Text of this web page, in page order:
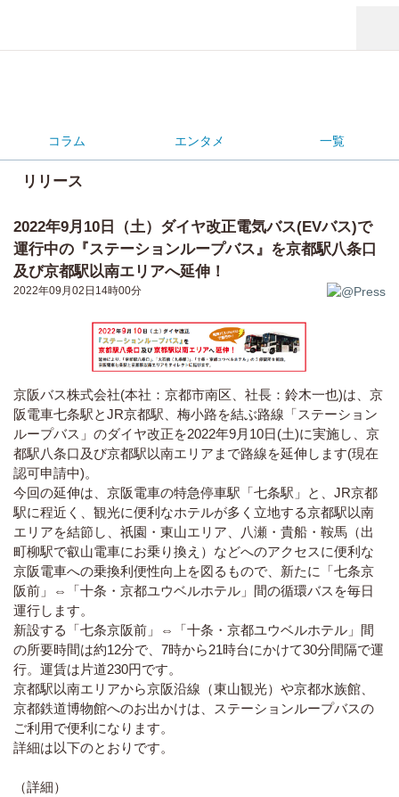
コラム エンタメ 一覧
リリース
2022年9月10日（土）ダイヤ改正電気バス(EVバス)で
運行中の『ステーションループバス』を京都駅八条口
及び京都駅以南エリアへ延伸！
2022年09月02日14時00分
京阪バス株式会社(本社：京都市南区、社長：鈴木一也)は、京
阪電車七条駅とJR京都駅、梅小路を結ぶ路線「ステーション
ループバス」のダイヤ改正を2022年9月10日(土)に実施し、京
都駅八条口及び京都駅以南エリアまで路線を延伸します(現在
認可申請中)。
今回の延伸は、京阪電車の特急停車駅「七条駅」と、JR京都
駅に程近く、観光に便利なホテルが多く立地する京都駅以南
エリアを結節し、祇園・東山エリア、八瀬・貴船・鞍馬（出
町柳駅で叡山電車にお乗り換え）などへのアクセスに便利な
京阪電車への乗換利便性向上を図るもので、新たに「七条京
阪前」⇔「十条・京都ユウベルホテル」間の循環バスを毎日
運行します。
新設する「七条京阪前」⇔「十条・京都ユウベルホテル」間
の所要時間は約12分で、7時から21時台にかけて30分間隔で運
行。運賃は片道230円です。
京都駅以南エリアから京阪沿線（東山観光）や京都水族館、
京都鉄道博物館へのお出かけは、ステーションループバスの
ご利用で便利になります。
詳細は以下のとおりです。
（詳細）